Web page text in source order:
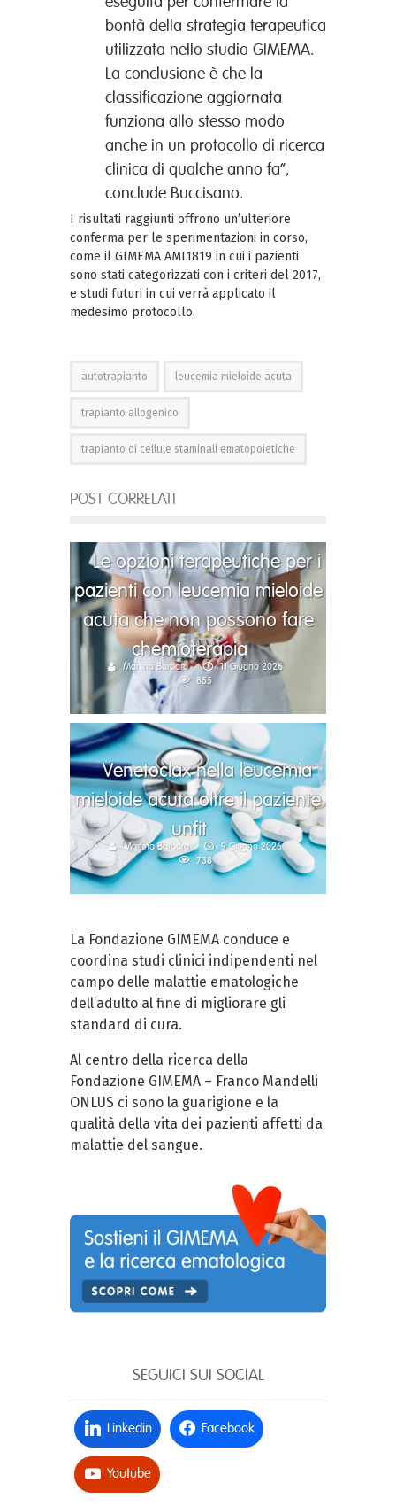
bontà della strategia terapeutica
utilizzata nello studio GIMEMA.
La conclusione è che la
classificazione aggiornata
funziona allo stesso modo
anche in un protocollo di ricerca
clinica di qualche anno fa”,
conclude Buccisano.
I risultati raggiunti offrono un’ulteriore
conferma per le sperimentazioni in corso,
come il GIMEMA AML1819 in cui i pazienti
sono stati categorizzati con i criteri del 2017,
e studi futuri in cui verrà applicato il
medesimo protocollo.
autotrapianto leucemia mieloide acuta
trapianto allogenico
trapianto di cellule staminali ematopoietiche
POST CORRELATI
Le opzioni terapeutiche per i
pazienti con leucemia mieloide
acuta che non possono fare
chemioterapia
Martina Barbaro
11 Giugno 2026
855
Venetoclax nella leucemia
mieloide acuta oltre il paziente
unfit
Martina Barbaro
9 Giugno 2026
738
La Fondazione GIMEMA conduce e
coordina studi clinici indipendenti nel
campo delle malattie ematologiche
dell’adulto al fine di migliorare gli
standard di cura.
Al centro della ricerca della
Fondazione GIMEMA – Franco Mandelli
ONLUS ci sono la guarigione e la
qualità della vita dei pazienti affetti da
malattie del sangue.
SEGUICI SUI SOCIAL
Linkedin Facebook
Youtube